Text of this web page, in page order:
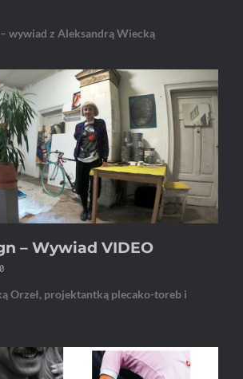
wywiad z Aleksandrą Wiecką
– Wywiad VIDEO
Orzeł, projektantką plecako-toreb i